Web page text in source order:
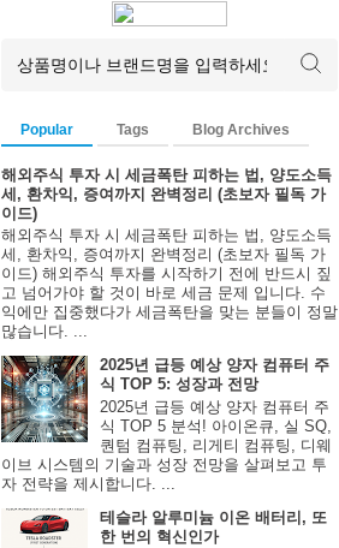
Popular Tags Blog Archives
해외주식 투자 시 세금폭탄 피하는 법, 양도소득
세, 환차익, 증여까지 완벽정리 (초보자 필독 가
이드)
해외주식 투자 시 세금폭탄 피하는 법, 양도소득
세, 환차익, 증여까지 완벽정리 (초보자 필독 가
이드) 해외주식 투자를 시작하기 전에 반드시 짚
고 넘어가야 할 것이 바로 세금 문제 입니다. 수
익에만 집중했다가 세금폭탄을 맞는 분들이 정말
많습니다. ...
2025년 급등 예상 양자 컴퓨터 주
식 TOP 5: 성장과 전망
2025년 급등 예상 양자 컴퓨터 주
식 TOP 5 분석! 아이온큐, 실 SQ,
퀀텀 컴퓨팅, 리게티 컴퓨팅, 디웨
이브 시스템의 기술과 성장 전망을 살펴보고 투
자 전략을 제시합니다. ...
테슬라 알루미늄 이온 배터리, 또
한 번의 혁신인가